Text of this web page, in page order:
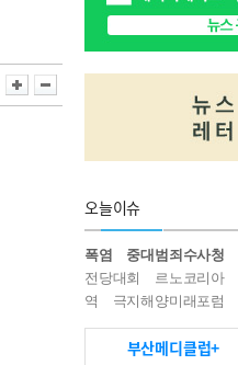
오늘이슈
폭염 중대범죄수사청
전당대회
르노코리아
역
극지해양미래포럼
부산메디클럽+